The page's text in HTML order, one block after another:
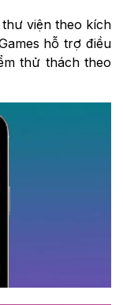
viện theo kích
hỗ trợ điều
thử thách theo